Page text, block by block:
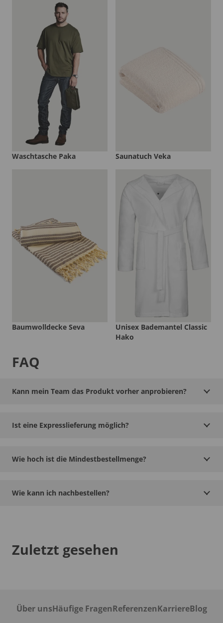
Waschtasche Paka Saunatuch Veka
Baumwolldecke Seva
Unisex Bademantel Classic
Hako
FAQ
Kann mein Team das Produkt vorher anprobieren?
Ist eine Expresslieferung möglich?
Wie hoch ist die Mindestbestellmenge?
Wie kann ich nachbestellen?
Zuletzt gesehen
Über unsHäufige FragenReferenzenKarriereBlog